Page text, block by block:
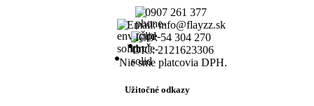
0907 261 377
Email: info@flayzz.sk
IČO: 54 304 270
DIČ: 2121623306
Nie sme platcovia DPH.
Užitočné odkazy